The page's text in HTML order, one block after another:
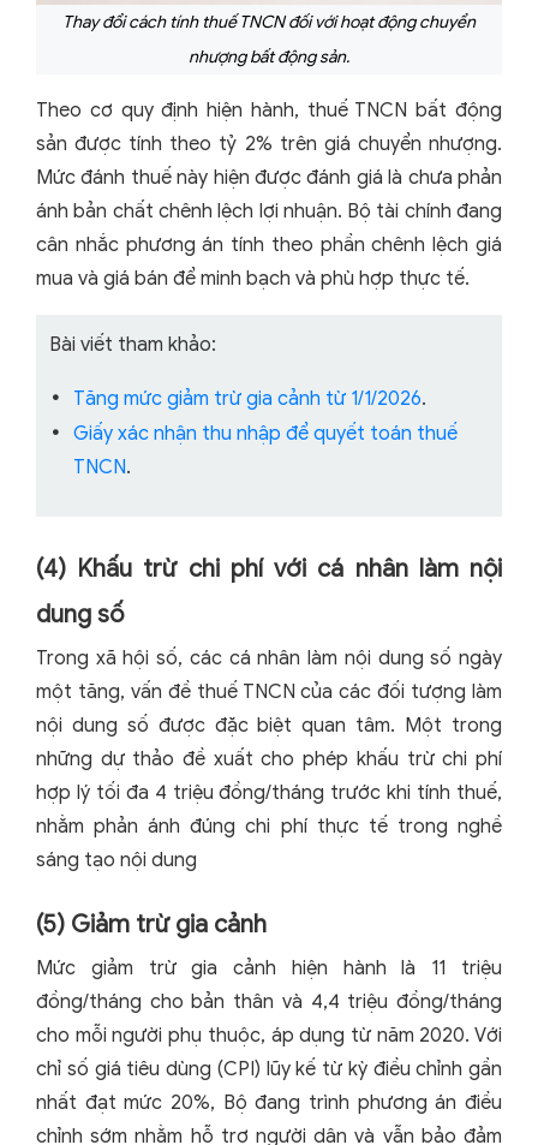
Thay đổi cách tính thuế TNCN đối với hoạt động chuyển
nhượng bất động sản.
Theo cơ quy định hiện hành, thuế TNCN bất động
sản được tính theo tỷ 2% trên giá chuyển nhượng.
Mức đánh thuế này hiện được đánh giá là chưa phản
ánh bản chất chênh lệch lợi nhuận. Bộ tài chính đang
cân nhắc phương án tính theo phần chênh lệch giá
mua và giá bán để minh bạch và phù hợp thực tế.
Bài viết tham khảo:
Tăng mức giảm trừ gia cảnh từ 1/1/2026.
Giấy xác nhận thu nhập để quyết toán thuế
TNCN.
(4) Khấu trừ chi phí với cá nhân làm nội
dung số
Trong xã hội số, các cá nhân làm nội dung số ngày
một tăng, vấn đề thuế TNCN của các đối tượng làm
nội dung số được đặc biệt quan tâm. Một trong
những dự thảo đề xuất cho phép khấu trừ chi phí
hợp lý tối đa 4 triệu đồng/tháng trước khi tính thuế,
nhằm phản ánh đúng chi phí thực tế trong nghề
sáng tạo nội dung
(5) Giảm trừ gia cảnh
Mức giảm trừ gia cảnh hiện hành là 11 triệu
đồng/tháng cho bản thân và 4,4 triệu đồng/tháng
cho mỗi người phụ thuộc, áp dụng từ năm 2020. Với
chỉ số giá tiêu dùng (CPI) lũy kế từ kỳ điều chỉnh gần
nhất đạt mức 20%, Bộ đang trình phương án điều
chỉnh sớm nhằm hỗ trợ người dân và vẫn bảo đảm